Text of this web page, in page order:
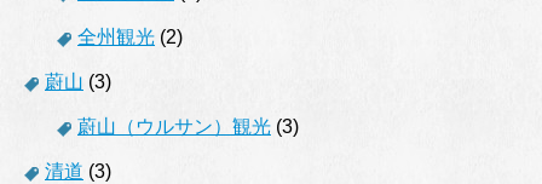
全州観光 (2)
蔚山 (3)
蔚山（ウルサン）観光 (3)
清道 (3)